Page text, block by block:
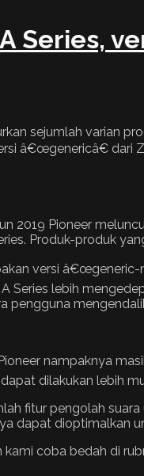
Series,
sejumlah varian
2019 Pioneer
Produk-produk
versi
Series lebih
pengguna
nampaknya
dilakukan lebih
fitur pengolah
dapat dioptimalkan
coba bedah di